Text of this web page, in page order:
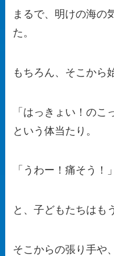
まるで、明けの海の
た。
もちろん、そこから
「はっきょい！のこ
という体当たり。
「うわー！痛そう！」
と、子どもたちはも
そこからの張り手や